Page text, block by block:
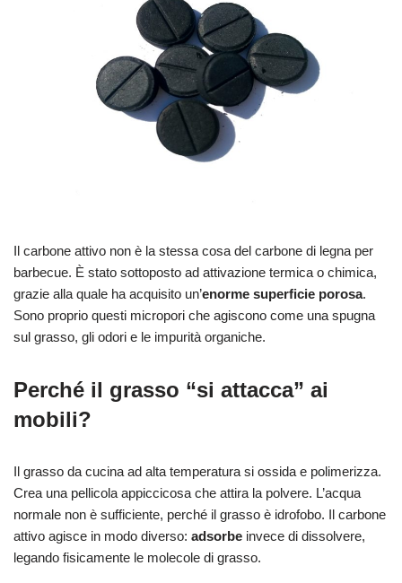
Il carbone attivo non è la stessa cosa del carbone di legna per
barbecue. È stato sottoposto ad attivazione termica o chimica,
grazie alla quale ha acquisito un’enorme superficie porosa.
Sono proprio questi micropori che agiscono come una spugna
sul grasso, gli odori e le impurità organiche.
Perché il grasso “si attacca” ai
mobili?
Il grasso da cucina ad alta temperatura si ossida e polimerizza.
Crea una pellicola appiccicosa che attira la polvere. L’acqua
normale non è sufficiente, perché il grasso è idrofobo. Il carbone
attivo agisce in modo diverso: adsorbe invece di dissolvere,
legando fisicamente le molecole di grasso.